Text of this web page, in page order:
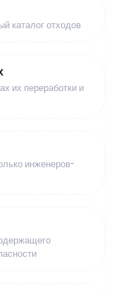
каталог отходов
их переработки и
инженеров-